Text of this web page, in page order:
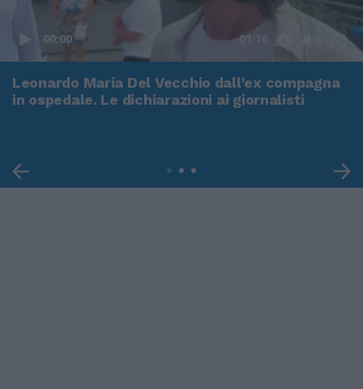
00:00 01:16
Leonardo Maria Del Vecchio dall'ex compagna
in ospedale. Le dichiarazioni ai giornalisti